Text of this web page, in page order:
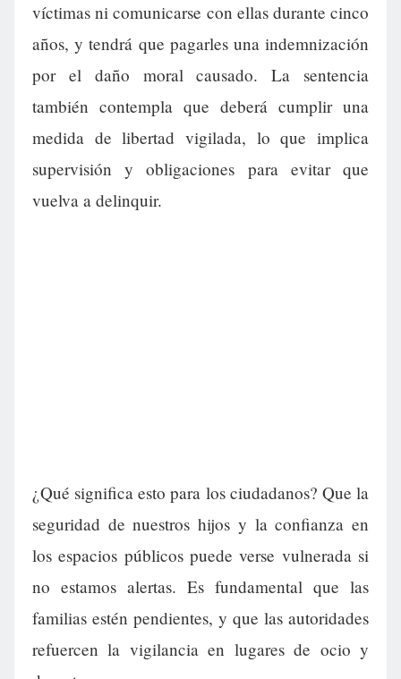
víctimas ni comunicarse con ellas durante cinco
años, y tendrá que pagarles una indemnización
por el daño moral causado. La sentencia
también contempla que deberá cumplir una
medida de libertad vigilada, lo que implica
supervisión y obligaciones para evitar que
vuelva a delinquir.
¿Qué significa esto para los ciudadanos? Que la
seguridad de nuestros hijos y la confianza en
los espacios públicos puede verse vulnerada si
no estamos alertas. Es fundamental que las
familias estén pendientes, y que las autoridades
refuercen la vigilancia en lugares de ocio y